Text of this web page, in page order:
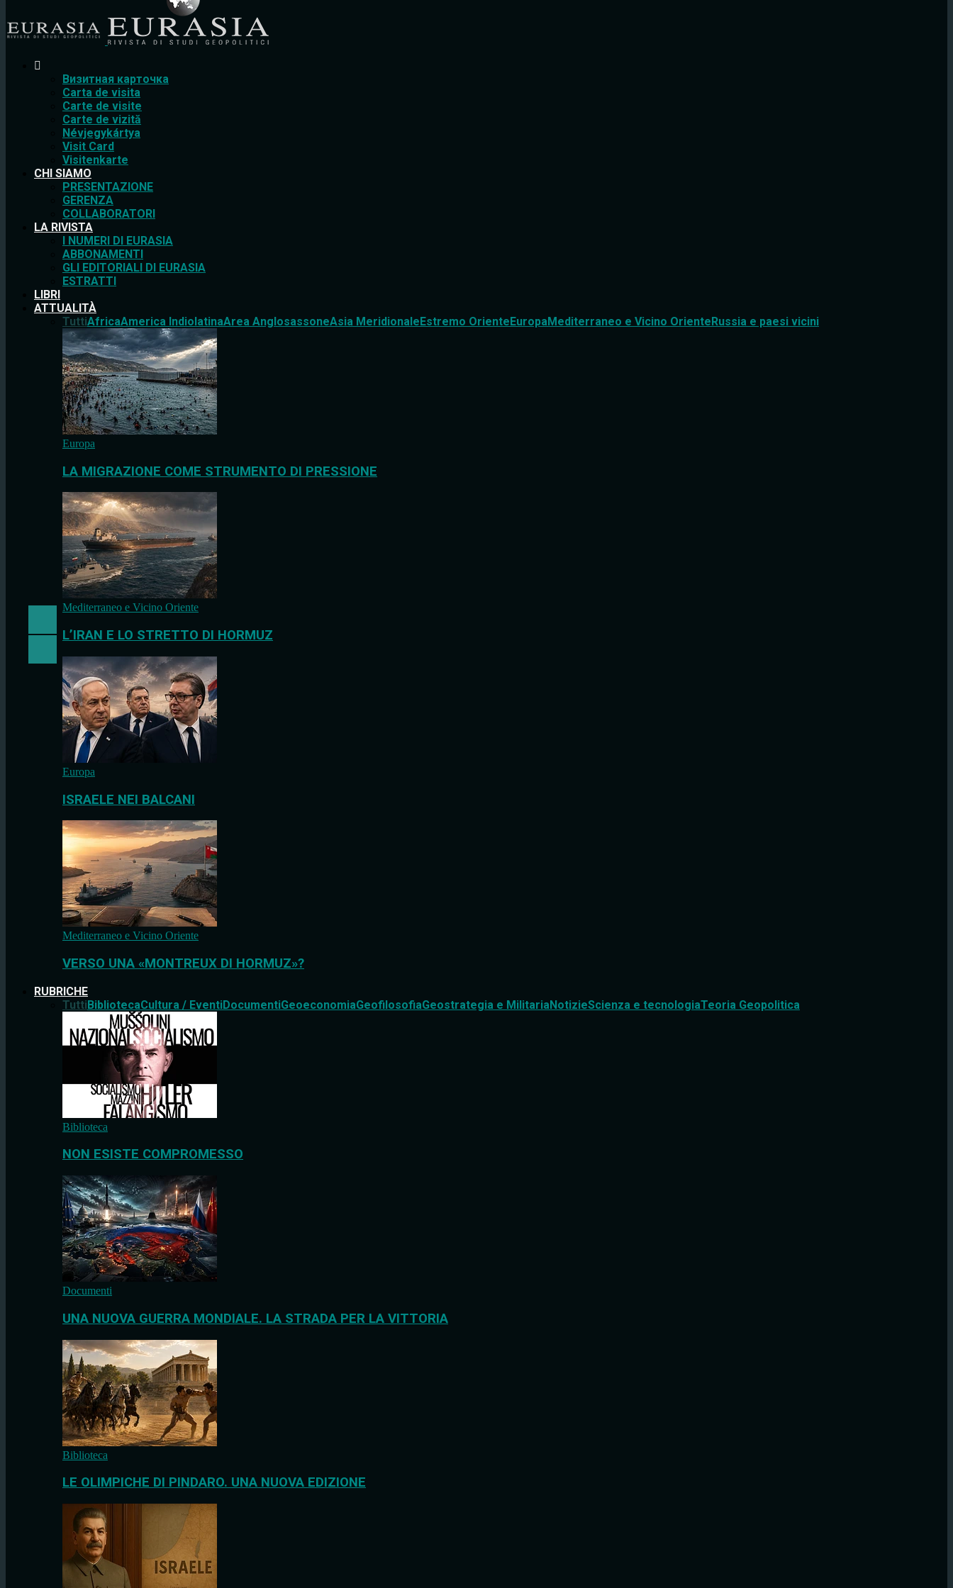
Bизитная карточка
Carta de visita
Carte de visite
Carte de vizită
Névjegykártya
Visit Card
Visitenkarte
CHI SIAMO
PRESENTAZIONE
GERENZA
COLLABORATORI
LA RIVISTA
I NUMERI DI EURASIA
ABBONAMENTI
GLI EDITORIALI DI EURASIA
ESTRATTI
LIBRI
ATTUALITÀ
TuttiAfricaAmerica IndiolatinaArea AnglosassoneAsia MeridionaleEstremo OrienteEuropaMediterraneo e Vicino OrienteRussia e paesi vicini
Europa
LA MIGRAZIONE COME STRUMENTO DI PRESSIONE
Mediterraneo e Vicino Oriente
L’IRAN E LO STRETTO DI HORMUZ
Europa
ISRAELE NEI BALCANI
Mediterraneo e Vicino Oriente
VERSO UNA «MONTREUX DI HORMUZ»?
RUBRICHE
TuttiBibliotecaCultura / EventiDocumentiGeoeconomiaGeofilosofiaGeostrategia e MilitariaNotizieScienza e tecnologiaTeoria Geopolitica
Biblioteca
NON ESISTE COMPROMESSO
Documenti
UNA NUOVA GUERRA MONDIALE. LA STRADA PER LA VITTORIA
Biblioteca
LE OLIMPICHE DI PINDARO. UNA NUOVA EDIZIONE